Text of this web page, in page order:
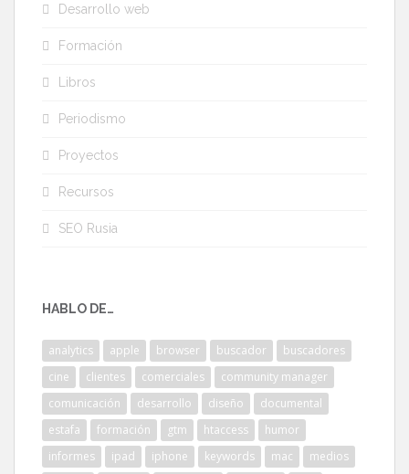
Desarrollo web
Formación
Libros
Periodismo
Proyectos
Recursos
SEO Rusia
HABLO DE…
analytics apple browser buscador
buscadores
cine
clientes comerciales
community manager
comunicación
desarrollo diseño
documental
estafa
formación gtm htaccess
humor
informes
ipad iphone keywords mac
medios